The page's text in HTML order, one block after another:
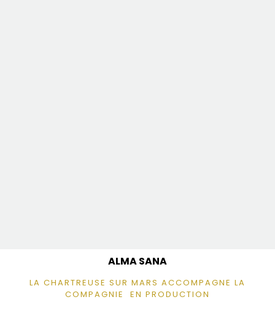
ALMA SANA
LA CHARTREUSE SUR MARS ACCOMPAGNE LA
COMPAGNIE EN PRODUCTION